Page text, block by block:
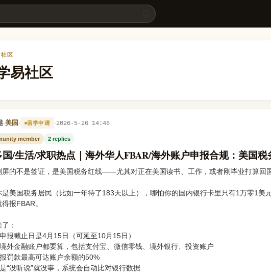
申报合规：美国税务居民须注意 | 留学易
区
易社区
·美国 · 留学申请 ·2026-5-26 14:46
member 2 replies
国/生活/求职热点｜海外华人FBAR/海外账户申报合规：美国
屏的不是签证，是美国税务红线——尤其对正在美国读书、工作，或者刚毕业打算回国
是美国税务居民（比如一年待了183天以上），哪怕你的国内银行卡里只有1万零1美
报FBAR。
：
报截止日是4月15日（可延至10月15日）
外金融账户都要算，包括支付宝、微信零钱、境外银行、投资账户
罚款最高可达账户余额的50%
“没听说”就没事，系统会自动比对银行数据